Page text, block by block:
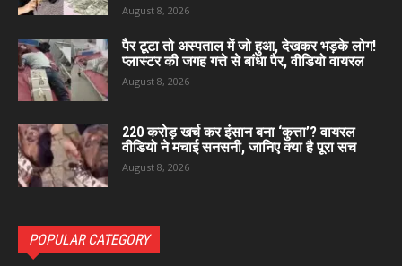
August 8, 2026
पैर टूटा तो अस्पताल में जो हुआ, देखकर भड़के लोग!
प्लास्टर की जगह गत्ते से बांधा पैर, वीडियो वायरल
August 8, 2026
220 करोड़ खर्च कर इंसान बना ‘कुत्ता’? वायरल
वीडियो ने मचाई सनसनी, जानिए क्या है पूरा सच
August 8, 2026
POPULAR CATEGORY